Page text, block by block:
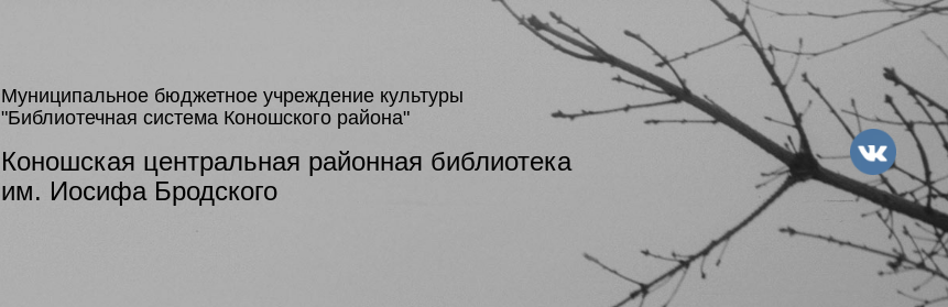
Муниципальное бюджетное учреждение культуры
"Библиотечная система Коношского района"
Коношская центральная районная библиотека
им. Иосифа Бродского